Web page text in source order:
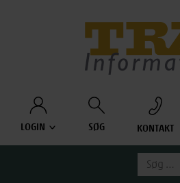
LOGIN SØG KONTAKT
Søg
efter: